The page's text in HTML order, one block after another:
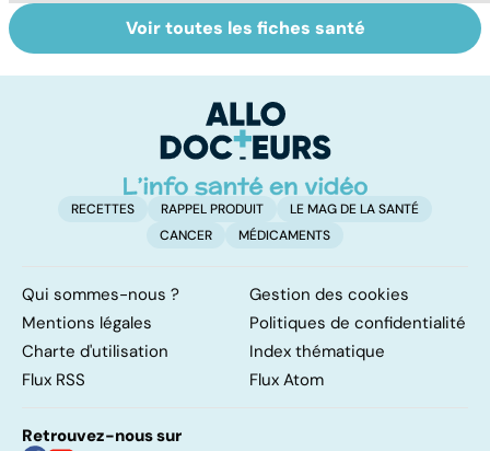
Suicide : prévenir
le passage à
Post-partum : un
bouleversement
naissance
Voir toutes les fiches santé
RECETTES RAPPEL PRODUIT
LE MAG DE LA SANTÉ
CANCER
MÉDICAMENTS
Qui sommes-nous ?
Gestion des cookies
Mentions légales
Politiques de confidentialité
Charte d'utilisation
Index thématique
Flux RSS
Flux Atom
Retrouvez-nous sur